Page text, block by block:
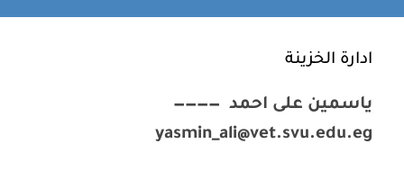
ادارة الخزينة
ياسمين على احمد ————
yasmin_ali@vet.svu.edu.eg